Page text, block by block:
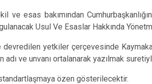
ve esas bakımından
Usul Ve Esaslar Hakkında
yetkiler çerçevesinde
ve unvanı ortalanarak yazılmak
özen gösterilecektir.